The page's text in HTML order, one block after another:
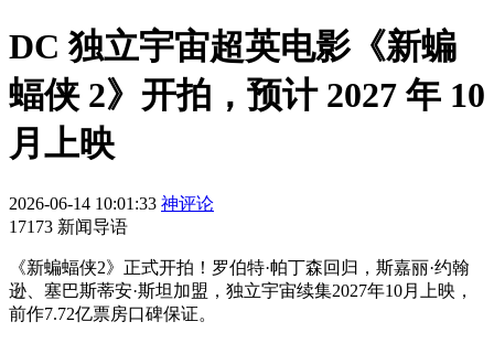
DC 独立宇宙超英电影《新蝙
蝠侠 2》开拍，预计 2027 年 10
月上映
2026-06-14 10:01:33 神评论
17173 新闻导语
《新蝙蝠侠2》正式开拍！罗伯特·帕丁森回归，斯嘉丽·约翰
逊、塞巴斯蒂安·斯坦加盟，独立宇宙续集2027年10月上映，
前作7.72亿票房口碑保证。